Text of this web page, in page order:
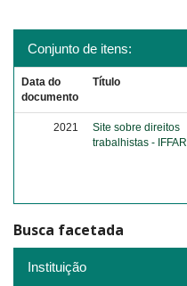
Conjunto de itens:
Data do
documento
Título
2021
Site sobre direitos
trabalhistas - IFFAR
Busca facetada
Instituição